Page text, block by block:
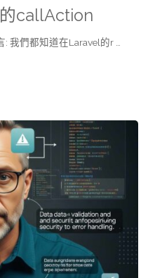
callAction
我們都知道在Laravel的r …